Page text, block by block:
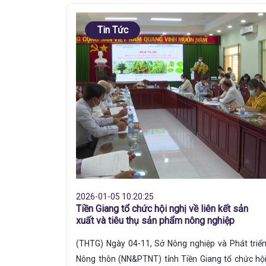
Tin Tức
2026-01-05 10:20:25
Tiền Giang tổ chức hội nghị về liên kết sản
xuất và tiêu thụ sản phẩm nông nghiệp
(THTG) Ngày 04-11, Sở Nông nghiệp và Phát
Nông thôn (NN&PTNT) tỉnh Tiền Giang tổ chức